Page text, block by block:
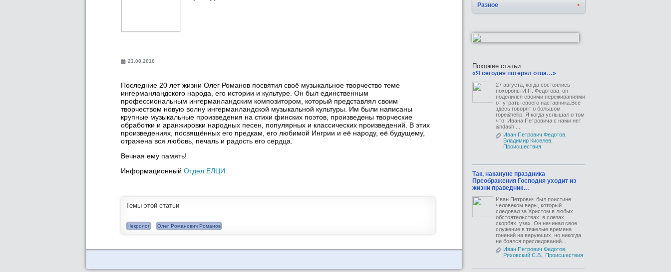
23.08.2010
Последние 20 лет жизни Олег Романов посвятил своё музыкальное творчество теме
ингерманландского народа, его истории и культуре. Он был единственным
профессиональным ингерманландским композитором, который представлял своим
творчеством новую волну ингерманландской музыкальной культуры. Им были написаны
крупные музыкальные произведения на стихи финских поэтов, произведены творческие
обработки и аранжировки народных песен, популярных и классических произведений. В этих
произведениях, посвящённых его предкам, его любимой Ингрии и её народу, её будущему,
отражена вся любовь, печаль и радость его сердца.
Вечная ему память!
Информационный Отдел ЕЛЦИ
Темы этой статьи
Некролог Олег Романович Романов
Разное
Похожие статьи
«Я сегодня потерял отца…»
27 августа, когда состоялись
похороны И.П. Федотова, он
поделился своими переживаниями
от утраты своего наставника.Все
здесь говорят о большом
горе&hellip; Я когда услышал о том
что, Ивана Петровича с нами нет
&ndash;...
Иван Петрович Федотов
Владимир Киселев
Происшествия
Так, накануне праздника
Преображения Господня уходит из
жизни праведник…
Иван Петрович был поистине
человеком веры, который
следовал за Христом в любых
обстоятельствах: в слезах,
скорбях, узах. Он начинал свое
служение в тяжелые времена
гонений на верующих, но никогда
не боялся преследований...
Иван Петрович Федотов
Ряховский.С.В.
Происшествия